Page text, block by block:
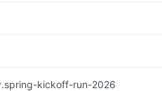
kickoff-run-2026